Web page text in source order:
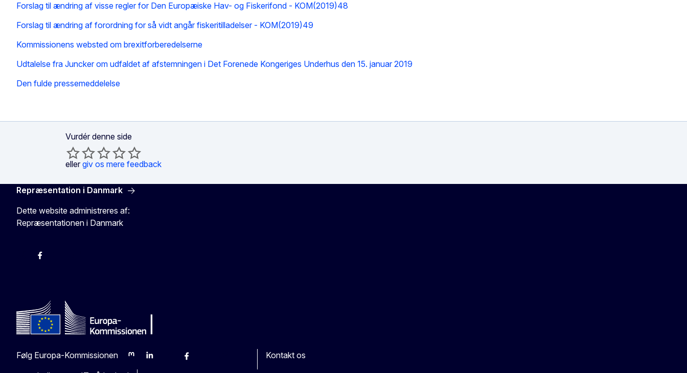
Forslag til ændring af visse regler for Den Europæiske Hav- og Fiskerifond - KOM(2019)48
Forslag til ændring af forordning for så vidt angår fiskeritilladelser - KOM(2019)49
Kommissionens websted om brexitforberedelserne
Udtalelse fra Juncker om udfaldet af afstemningen i Det Forenede Kongeriges Underhus den 15. januar 2019
Den fulde pressemeddelelse
Vurdér denne side
eller giv os mere feedback
Repræsentation i Danmark
Dette website administreres af:
Repræsentationen i Danmark
Følg Europa-Kommissionen
MastodonLinkedInBlueskyFacebook
Kontakt os